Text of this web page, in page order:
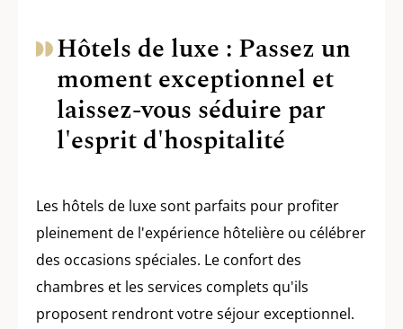
Hôtels de luxe : Passez un
moment exceptionnel et
laissez-vous séduire par
l'esprit d'hospitalité
Les hôtels de luxe sont parfaits pour profiter
pleinement de l'expérience hôtelière ou célébrer
des occasions spéciales. Le confort des
chambres et les services complets qu'ils
proposent rendront votre séjour exceptionnel.